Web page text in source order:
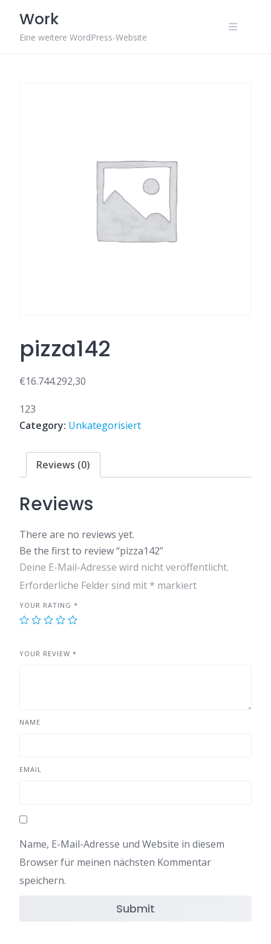
content
Work
Eine weitere WordPress-Website
pizza142
€16.744.292,30
123
Category: Unkategorisiert
Reviews (0)
Reviews
There are no reviews yet.
Be the first to review “pizza142”
Deine E-Mail-Adresse wird nicht veröffentlicht.
Erforderliche Felder sind mit * markiert
YOUR RATING *
YOUR REVIEW *
NAME
EMAIL
Name, E-Mail-Adresse und Website in diesem
Browser für meinen nächsten Kommentar
speichern.